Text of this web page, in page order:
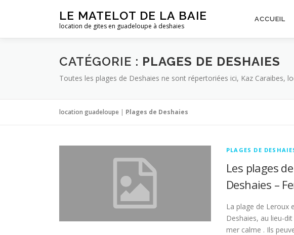
LE MATELOT DE LA BAIE
location de gites en guadeloupe à deshaies
ACCUEIL
CATÉGORIE : PLAGES DE DESHAIES
Toutes les plages de Deshaies ne sont répertoriées ici, Kaz Caraibes,
location guadeloupe | Plages de Deshaies
PLAGES DE
Les plages
Deshaies –
La plage de Leroux
Deshaies, au lieu-
mer calme . Ils